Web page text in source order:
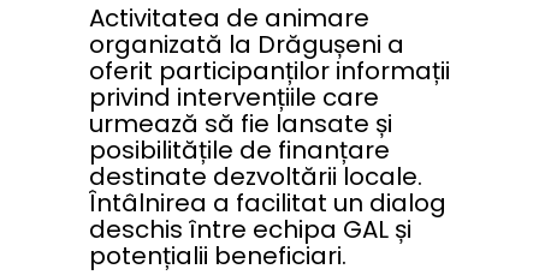
Activitatea de animare
organizată la Drăgușeni a
oferit participanților informații
privind intervențiile care
urmează să fie lansate și
posibilitățile de finanțare
destinate dezvoltării locale.
Întâlnirea a facilitat un dialog
deschis între echipa GAL și
potențialii beneficiari.